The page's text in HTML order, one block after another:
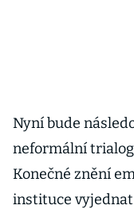
Nyní bude
neformální
Konečné znění
instituce